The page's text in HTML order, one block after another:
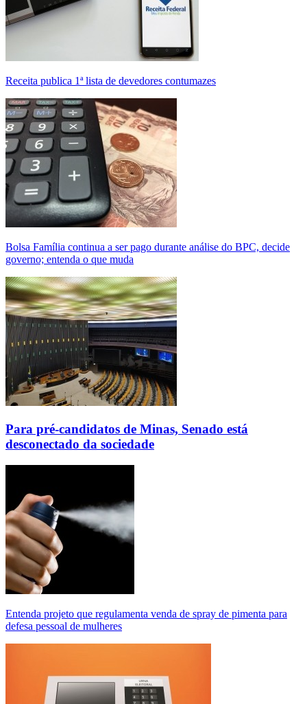
Receita publica 1ª lista de devedores contumazes
Bolsa Família continua a ser pago durante análise do BPC, decide
governo; entenda o que muda
Para pré-candidatos de Minas, Senado está
desconectado da sociedade
Entenda projeto que regulamenta venda de spray de pimenta para
defesa pessoal de mulheres